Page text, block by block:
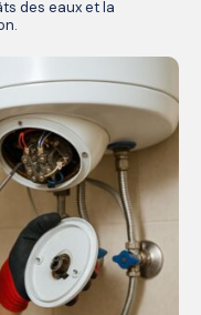
des eaux et la